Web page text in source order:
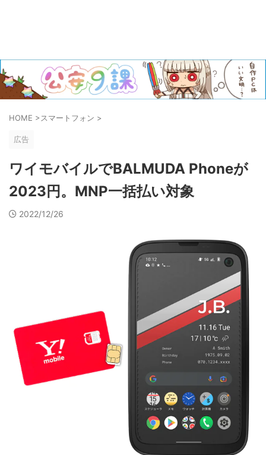
HOME >スマートフォン >
広告
ワイモバイルでBALMUDA Phoneが
2023円。MNP一括払い対象
2022/12/26